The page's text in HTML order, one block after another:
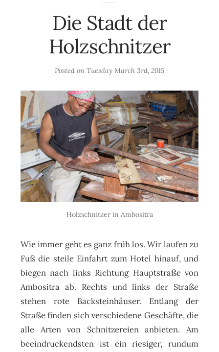
Die Stadt der
Holzschnitzer
Posted on Tuesday March 3rd, 2015
Holzschnitzer in Ambositra
Wie immer geht es ganz früh los. Wir laufen zu
Fuß die steile Einfahrt zum Hotel hinauf, und
biegen nach links Richtung Hauptstraße von
Ambositra ab. Rechts und links der Straße
stehen rote Backsteinhäuser. Entlang der
Straße finden sich verschiedene Geschäfte, die
alle Arten von Schnitzereien anbieten. Am
beeindruckendsten ist ein riesiger, rundum